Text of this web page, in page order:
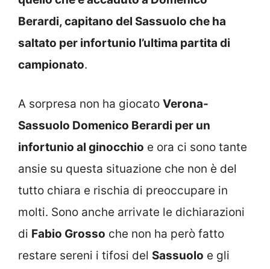
Berardi, capitano del Sassuolo che ha
saltato per infortunio l’ultima partita di
campionato.
A sorpresa non ha giocato Verona-
Sassuolo Domenico Berardi per un
infortunio al ginocchio e ora ci sono tante
ansie su questa situazione che non è del
tutto chiara e rischia di preoccupare in
molti. Sono anche arrivate le dichiarazioni
di Fabio Grosso che non ha però fatto
restare sereni i tifosi del Sassuolo e gli